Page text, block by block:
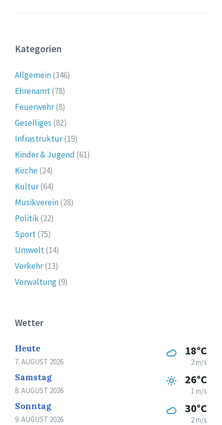
Kategorien
Allgemein(346)
Ehrenamt(78)
Feuerwehr(8)
Geselliges (82)
Infrastruktur(19)
Kinder & Jugend (61)
Kirche(24)
Kultur(64)
Musikverein(28)
Politik(22)
Sport(75)
Umwelt(14)
Verkehr(13)
Verwaltung(9)
Wetter
Heute
7. AUGUST 2026
18°C
2 m/s
Samstag
8. AUGUST 2026
26°C
1 m/s
Sonntag
9. AUGUST 2026
30°C
2 m/s